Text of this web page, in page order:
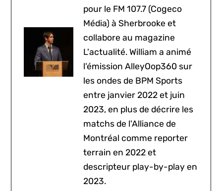
pour le FM 107.7 (Cogeco
Média) à Sherbrooke et
collabore au magazine
L'actualité. William a animé
l'émission AlleyOop360 sur
les ondes de BPM Sports
entre janvier 2022 et juin
2023, en plus de décrire les
matchs de l'Alliance de
Montréal comme reporter
terrain en 2022 et
descripteur play-by-play en
2023.